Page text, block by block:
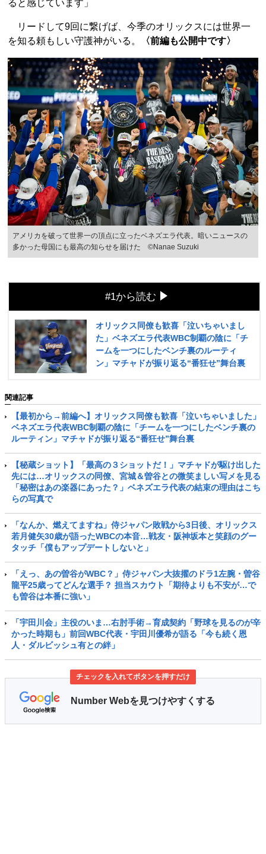
ると感じています」
リードして9回に繋げば、今季のオリックスには世界一
を知る頼もしい守護神がいる。
〈前編も公開中です〉
アメリカを破って世界一の頂点に立ったベネズエラ代表。暗いニュースの
多かった母国にも最高の知らせを届けた ©Nanae Suzuki
#1から読む
オリックス同僚も歓喜「泣いちゃいまし
た」ベネズエラ代表WBC制覇の陰に「チ
ームを一つにしたベンチ裏のルーティ
ン」マチャドが振り返る“番狂せ”舞台裏
関連記事
【最初から→前編へ】オリックス同僚も歓喜「泣いちゃいました」
ベネズエラ代表WBC制覇の陰に「チームを一つにしたベンチ裏の
ルーティン」マチャドが振り返る“番狂せ”舞台裏
【秘蔵ショット】「最高の３ショットだ！」マチャドが駆け出した
先には…オリックスの同僚、宮城＆曽谷との微笑ましい写メを見る
「秘密はあの楽器にあった？」ベネズエラ代表の結束の理由はこち
らの写真で
「なんか、燃えてますね」侍ジャパン敗戦から3日後、オリックス
若月健矢30歳が語ったWBCの本音…戦友・阪神坂本と笑顔のグー
タッチ「僕もアップデートしないと」
「えっ、あの曽谷がWBC？」侍ジャパン大抜擢のドラ1左腕・曽谷
龍平25歳ってどんな選手？ 担当スカウト「期待よりも不安が…で
も曽谷は本番に強い」
「宇田川会」主役のいま…右肘手術→育成契約「野球を見るのが辛
かった時期も」前回WBC代表・宇田川優希が語る「今も続く恩
人・ダルビッシュ有との絆」
チェックを入れてボタンを押すだけ
Number Webを見つけやすくする